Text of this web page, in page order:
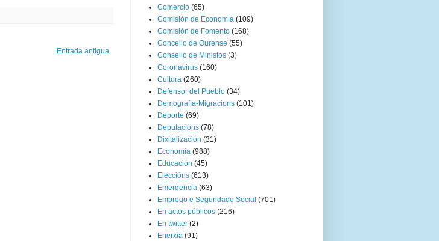
Entrada antigua
Comercio (65)
Comisión de Economía (109)
Comisión de Fomento (168)
Concello de Ourense (55)
Consello de Ministos (3)
Coronavirus (160)
Cultura (260)
Defensor del Pueblo (34)
Demografía-Migracions (101)
Deporte (69)
Deputacións (78)
Dixitalización (31)
Economía (988)
Educación (45)
Eleccións (613)
Emergencia (63)
Emprego e Seguridade Social (701)
En actos públicos (216)
En twitter (2)
Enerxía (91)